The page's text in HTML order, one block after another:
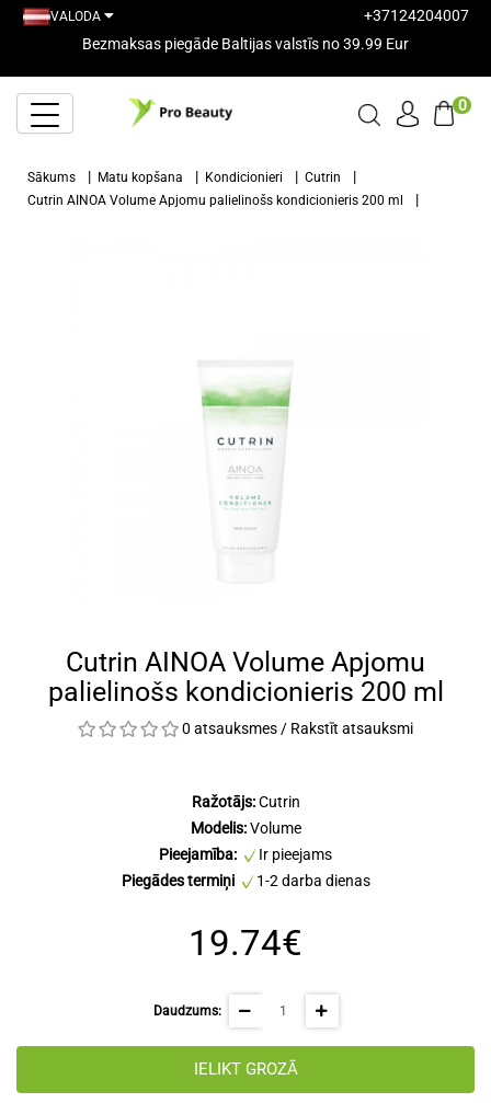
VALODA
+37124204007
Bezmaksas piegāde Baltijas valstīs no 39.99 Eur
0
Sākums Matu kopšana Kondicionieri
Cutrin
Cutrin AINOA Volume Apjomu palielinošs kondicionieris 200 ml
Cutrin AINOA Volume Apjomu
palielinošs kondicionieris 200 ml
0 atsauksmes / Rakstīt atsauksmi
Ražotājs:Cutrin
Modelis:Volume
Pieejamība:
Ir pieejams
Piegādes termiņi
1-2 darba dienas
19.74€
Daudzums:
IELIKT GROZĀ